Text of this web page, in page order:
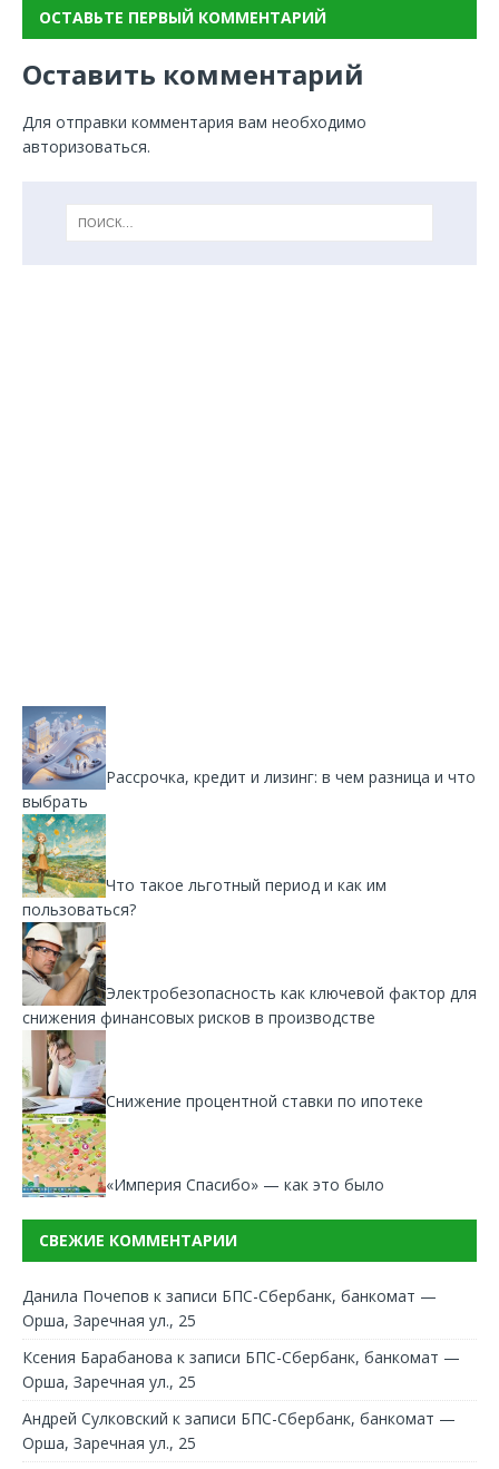
ОСТАВЬТЕ ПЕРВЫЙ КОММЕНТАРИЙ
Оставить комментарий
Для отправки комментария вам необходимо
авторизоваться.
Рассрочка, кредит и лизинг: в чем разница и что
выбрать
Что такое льготный период и как им
пользоваться?
Электробезопасность как ключевой фактор для
снижения финансовых рисков в производстве
Снижение процентной ставки по ипотеке
«Империя Спасибо» — как это было
СВЕЖИЕ КОММЕНТАРИИ
Данила Почепов к записи БПС-Сбербанк, банкомат —
Орша, Заречная ул., 25
Ксения Барабанова к записи БПС-Сбербанк, банкомат —
Орша, Заречная ул., 25
Андрей Сулковский к записи БПС-Сбербанк, банкомат —
Орша, Заречная ул., 25